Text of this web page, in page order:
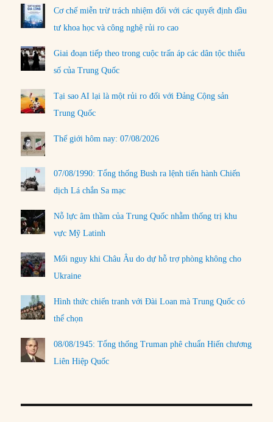
Cơ chế miễn trừ trách nhiệm đối với các quyết định đầu
tư khoa học và công nghệ rủi ro cao
Giai đoạn tiếp theo trong cuộc trấn áp các dân tộc thiểu
số của Trung Quốc
Tại sao AI lại là một rủi ro đối với Đảng Cộng sản
Trung Quốc
Thế giới hôm nay: 07/08/2026
07/08/1990: Tổng thống Bush ra lệnh tiến hành Chiến
dịch Lá chắn Sa mạc
Nỗ lực âm thầm của Trung Quốc nhằm thống trị khu
vực Mỹ Latinh
Mối nguy khi Châu Âu do dự hỗ trợ phòng không cho
Ukraine
Hình thức chiến tranh với Đài Loan mà Trung Quốc có
thể chọn
08/08/1945: Tổng thống Truman phê chuẩn Hiến chương
Liên Hiệp Quốc